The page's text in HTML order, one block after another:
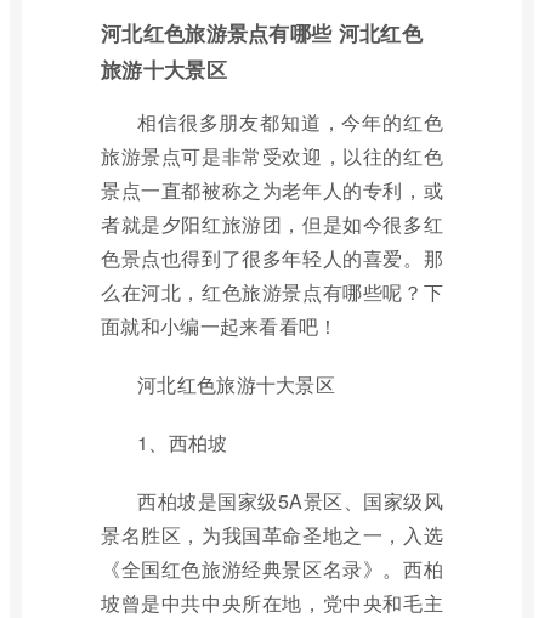
河北红色旅游景点有哪些 河北红色
旅游十大景区
相信很多朋友都知道，今年的红色
旅游景点可是非常受欢迎，以往的红色
景点一直都被称之为老年人的专利，或
者就是夕阳红旅游团，但是如今很多红
色景点也得到了很多年轻人的喜爱。那
么在河北，红色旅游景点有哪些呢？下
面就和小编一起来看看吧！
河北红色旅游十大景区
1、西柏坡
西柏坡是国家级5A景区、国家级风
景名胜区，为我国革命圣地之一，入选
《全国红色旅游经典景区名录》。西柏
坡曾是中共中央所在地，党中央和毛主